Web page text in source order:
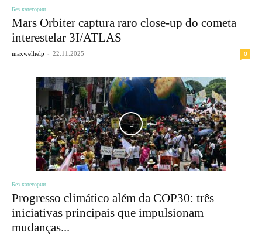
Без категории
Mars Orbiter captura raro close-up do cometa
interestelar 3I/ATLAS
maxwelhelp - 22.11.2025 0
Без категории
Progresso climático além da COP30: três
iniciativas principais que impulsionam
mudanças...